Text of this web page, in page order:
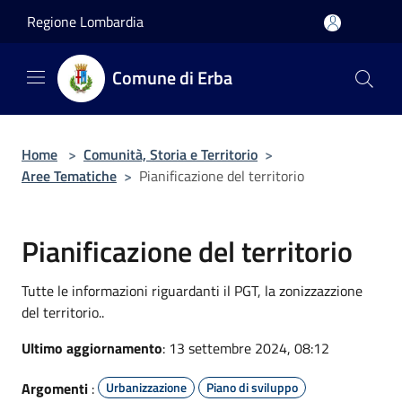
Regione Lombardia
Comune di Erba
Home > Comunità, Storia e Territorio >
Aree Tematiche > Pianificazione del territorio
Pianificazione del territorio
Tutte le informazioni riguardanti il PGT, la zonizzazzione
del territorio..
Ultimo aggiornamento: 13 settembre 2024, 08:12
Argomenti : Urbanizzazione Piano di sviluppo